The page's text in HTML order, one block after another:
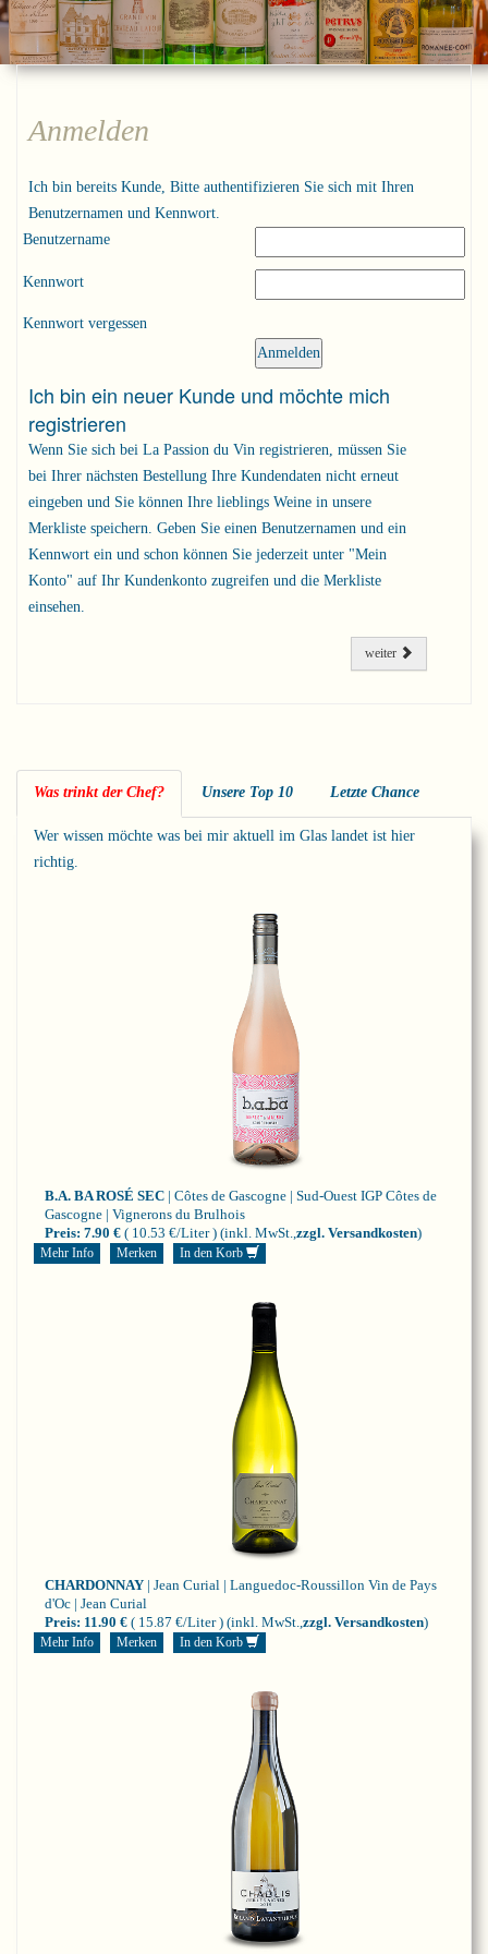
Anmelden
Ich bin bereits Kunde, Bitte authentifizieren Sie sich mit Ihren
Benutzernamen und Kennwort.
Benutzername
Kennwort
Kennwort vergessen
Ich bin ein neuer Kunde und möchte mich
registrieren
Wenn Sie sich bei La Passion du Vin registrieren, müssen Sie
bei Ihrer nächsten Bestellung Ihre Kundendaten nicht erneut
eingeben und Sie können Ihre lieblings Weine in unsere
Merkliste speichern. Geben Sie einen Benutzernamen und ein
Kennwort ein und schon können Sie jederzeit unter "Mein
Konto" auf Ihr Kundenkonto zugreifen und die Merkliste
einsehen.
weiter
Was trinkt der Chef? Unsere Top 10 Letzte Chance
Wer wissen möchte was bei mir aktuell im Glas landet ist hier
richtig.
B.A. BA ROSÉ SEC | Côtes de Gascogne | Sud-Ouest IGP Côtes de
Gascogne | Vignerons du Brulhois
Preis: 7.90 € ( 10.53 €/Liter ) (inkl. MwSt.,zzgl. Versandkosten)
Mehr Info Merken In den Korb
CHARDONNAY | Jean Curial | Languedoc-Roussillon Vin de Pays
d'Oc | Jean Curial
Preis: 11.90 € ( 15.87 €/Liter ) (inkl. MwSt., zzgl. Versandkosten)
Mehr Info Merken In den Korb